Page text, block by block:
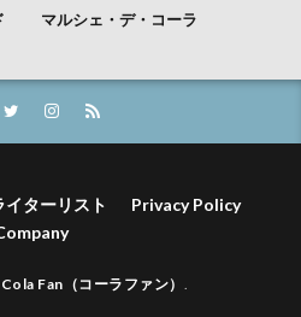
マルシェ・デ・コーラ
イターリスト
Privacy Policy
Cola Fan（コーラファン） .